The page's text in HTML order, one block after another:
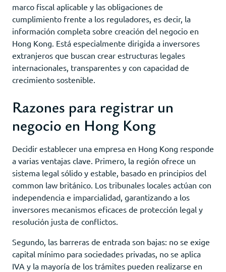
marco fiscal aplicable y las obligaciones de
cumplimiento frente a los reguladores, es decir, la
información completa sobre creación del negocio en
Hong Kong. Está especialmente dirigida a inversores
extranjeros que buscan crear estructuras legales
internacionales, transparentes y con capacidad de
crecimiento sostenible.
Razones para registrar un
negocio en Hong Kong
Decidir establecer una empresa en Hong Kong responde
a varias ventajas clave. Primero, la región ofrece un
sistema legal sólido y estable, basado en principios del
common law británico. Los tribunales locales actúan con
independencia e imparcialidad, garantizando a los
inversores mecanismos eficaces de protección legal y
resolución justa de conflictos.
Segundo, las barreras de entrada son bajas: no se exige
capital mínimo para sociedades privadas, no se aplica
IVA y la mayoría de los trámites pueden realizarse en